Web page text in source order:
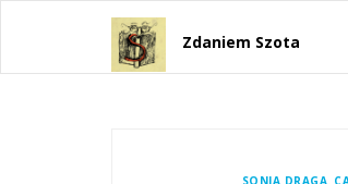
Zdaniem Szota
SONIA DRAGA,